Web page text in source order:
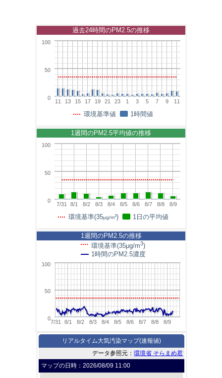
11 13 15 17 19 21 23 1 3 5 7 9 11
0
50
100
過去24時間のPM2.5の推移
環境基準値 1時間値
7/31 8/1 8/2 8/3 8/4 8/5 8/6 8/7 8/8 8/9
0
50
100
1週間のPM2.5平均値の推移
環境基準(35μg/m3) 1日の平均値
7/31 8/1 8/2 8/3 8/4 8/5 8/6 8/7 8/8 8/9
0
50
100
1週間のPM2.5の推移
環境基準(35μg/m3)
1時間のPM2.5濃度
リアルタイム大気汚染マップ(速報値)
データ参照元：環境省 そらまめ君
マップの日時：2026/08/09 11:00